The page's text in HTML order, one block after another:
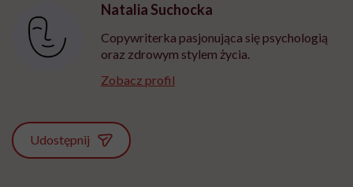
Natalia Suchocka
Copywriterka pasjonująca się psychologią
oraz zdrowym stylem życia.
Zobacz profil
Udostępnij